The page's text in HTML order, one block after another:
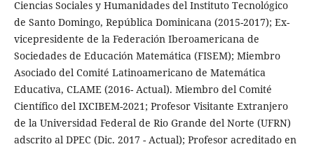
Ciencias Sociales y Humanidades del Instituto Tecnológico
de Santo Domingo, República Dominicana (2015-2017); Ex-
vicepresidente de la Federación Iberoamericana de
Sociedades de Educación Matemática (FISEM); Miembro
Asociado del Comité Latinoamericano de Matemática
Educativa, CLAME (2016- Actual). Miembro del Comité
Científico del IXCIBEM-2021; Profesor Visitante Extranjero
de la Universidad Federal de Rio Grande del Norte (UFRN)
adscrito al DPEC (Dic. 2017 - Actual); Profesor acreditado en